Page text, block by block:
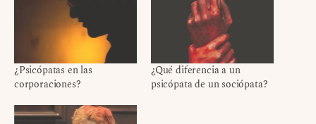
¿Psicópatas en las
corporaciones?
¿Qué diferencia a un
psicópata de un sociópata?